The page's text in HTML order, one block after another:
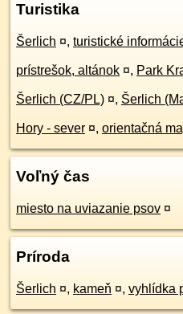
Turistika
Šerlich ¤, turistické
prístrešok, altánok ¤, Park
Šerlich (CZ/PL) ¤, Šerlich
Hory - sever ¤, orientačná
Voľný čas
miesto na uviazanie psov ¤
Príroda
Šerlich ¤, kameň ¤, vyhlídka